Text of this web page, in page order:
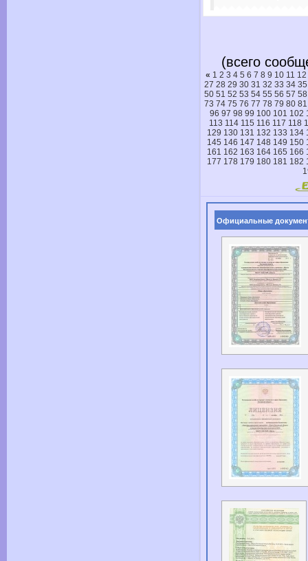
(всего
« 1 2 3 4 5 6 7 8 9 10 11 12
27 28 29 30 31 32 33 34 35
50 51 52 53 54 55 56 57 58
73 74 75 76 77 78 79 80 81
96 97 98 99 100 101 102
113 114 115 116 117 118
129 130 131 132 133 134
145 146 147 148 149 150
161 162 163 164 165 166
177 178 179 180 181 182
Официальные